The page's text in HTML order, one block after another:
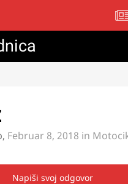
, Februar 8, 2018 in
Napiši svoj odgovor